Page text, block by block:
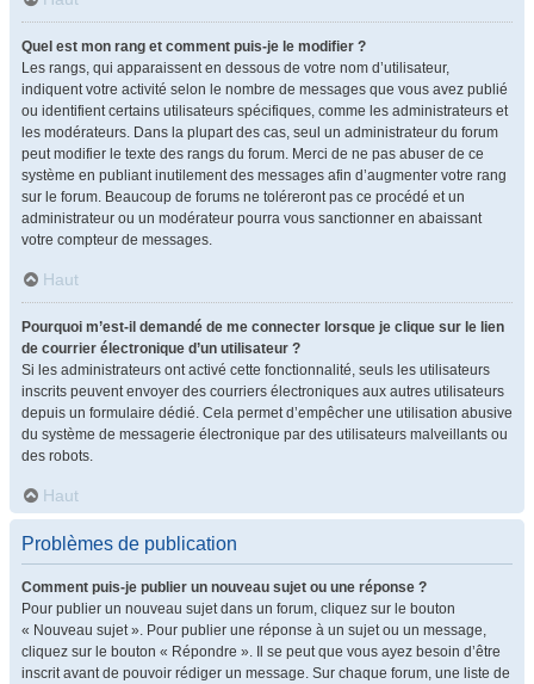
Quel est mon rang et comment puis-je le modifier ?
Les rangs, qui apparaissent en dessous de votre nom d’utilisateur,
indiquent votre activité selon le nombre de messages que vous avez publié
ou identifient certains utilisateurs spécifiques, comme les administrateurs et
les modérateurs. Dans la plupart des cas, seul un administrateur du forum
peut modifier le texte des rangs du forum. Merci de ne pas abuser de ce
système en publiant inutilement des messages afin d’augmenter votre rang
sur le forum. Beaucoup de forums ne toléreront pas ce procédé et un
administrateur ou un modérateur pourra vous sanctionner en abaissant
votre compteur de messages.
Haut
Pourquoi m’est-il demandé de me connecter lorsque je clique sur le lien
de courrier électronique d’un utilisateur ?
Si les administrateurs ont activé cette fonctionnalité, seuls les utilisateurs
inscrits peuvent envoyer des courriers électroniques aux autres utilisateurs
depuis un formulaire dédié. Cela permet d’empêcher une utilisation abusive
du système de messagerie électronique par des utilisateurs malveillants ou
des robots.
Haut
Problèmes de publication
Comment puis-je publier un nouveau sujet ou une réponse ?
Pour publier un nouveau sujet dans un forum, cliquez sur le bouton
« Nouveau sujet ». Pour publier une réponse à un sujet ou un message,
cliquez sur le bouton « Répondre ». Il se peut que vous ayez besoin d’être
inscrit avant de pouvoir rédiger un message. Sur chaque forum, une liste de